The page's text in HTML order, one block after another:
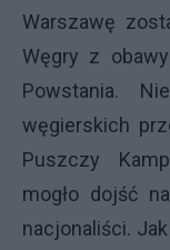
Warszawę
Węgry z
Powstania.
węgierskich
Puszczy
mogło dojść
nacjonaliści.